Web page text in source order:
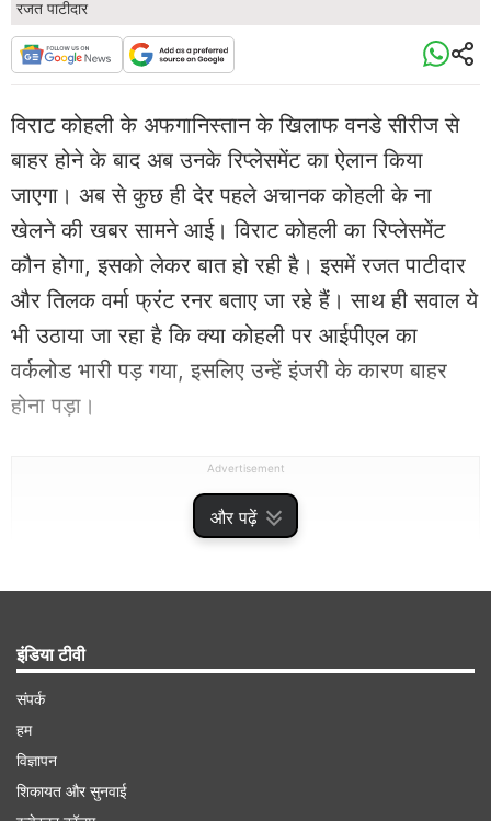
और पढ़ें
रजत पाटीदार
विराट कोहली के अफगानिस्तान के खिलाफ वनडे सीरीज से
बाहर होने के बाद अब उनके रिप्लेसमेंट का ऐलान किया
जाएगा। अब से कुछ ही देर पहले अचानक कोहली के ना
खेलने की खबर सामने आई। विराट कोहली का रिप्लेसमेंट
कौन होगा, इसको लेकर बात हो रही है। इसमें रजत पाटीदार
और तिलक वर्मा फ्रंट रनर बताए जा रहे हैं। साथ ही सवाल ये
भी उठाया जा रहा है कि क्या कोहली पर आईपीएल का
वर्कलोड भारी पड़ गया, इसलिए उन्हें इंजरी के कारण बाहर
होना पड़ा।
Advertisement
रजत पाटीदार और तिलक वर्मा को टीम इंडिया के स्क्वाड में
इंडिया टीवी
संपर्क
हम
विज्ञापन
शिकायत और सुनवाई